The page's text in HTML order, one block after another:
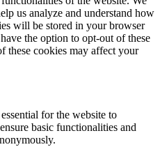
us analyze and understand how
will be stored in your browser
the option to opt-out of these
these cookies may affect your
for the website to
basic functionalities and